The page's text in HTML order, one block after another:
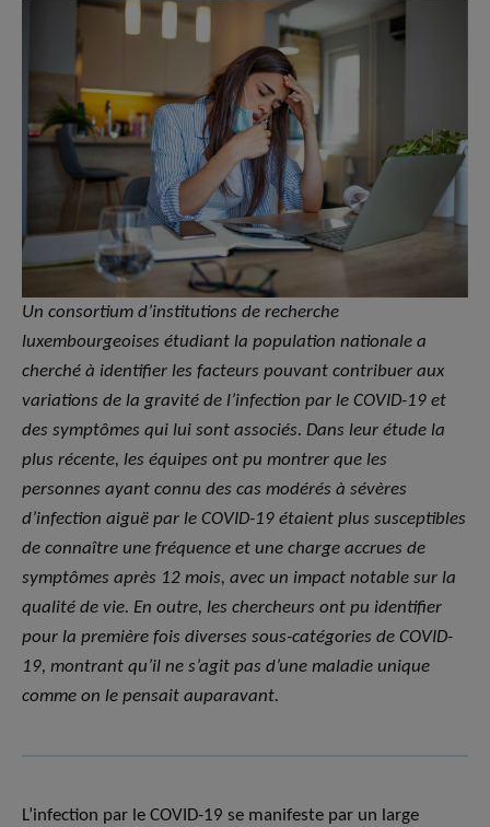
Un consortium d’institutions de recherche
luxembourgeoises étudiant la population nationale a
cherché à identifier les facteurs pouvant contribuer aux
variations de la gravité de l’infection par le COVID-19 et
des symptômes qui lui sont associés. Dans leur étude la
plus récente, les équipes ont pu montrer que les
personnes ayant connu des cas modérés à sévères
d’infection aiguë par le COVID-19 étaient plus susceptibles
de connaître une fréquence et une charge accrues de
symptômes après 12 mois, avec un impact notable sur la
qualité de vie. En outre, les chercheurs ont pu identifier
pour la première fois diverses sous-catégories de COVID-
19, montrant qu’il ne s’agit pas d’une maladie unique
comme on le pensait auparavant.
L’infection par le COVID-19 se manifeste par un large